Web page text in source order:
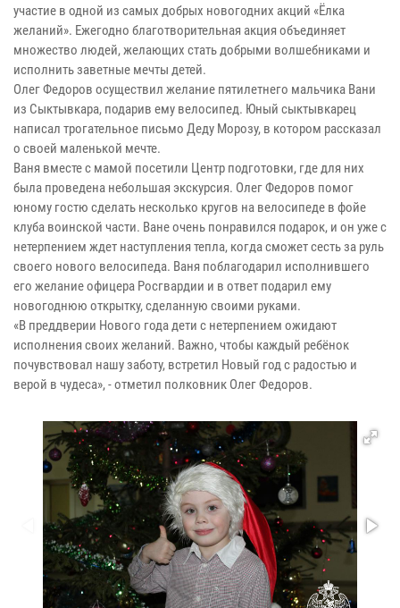
участие в одной из самых добрых новогодних акций «Ёлка
желаний». Ежегодно благотворительная акция объединяет
множество людей, желающих стать добрыми волшебниками и
исполнить заветные мечты детей.
Олег Федоров осуществил желание пятилетнего мальчика Вани
из Сыктывкара, подарив ему велосипед. Юный сыктывкарец
написал трогательное письмо Деду Морозу, в котором рассказал
о своей маленькой мечте.
Ваня вместе с мамой посетили Центр подготовки, где для них
была проведена небольшая экскурсия. Олег Федоров помог
юному гостю сделать несколько кругов на велосипеде в фойе
клуба воинской части. Ване очень понравился подарок, и он уже с
нетерпением ждет наступления тепла, когда сможет сесть за руль
своего нового велосипеда. Ваня поблагодарил исполнившего
его желание офицера Росгвардии и в ответ подарил ему
новогоднюю открытку, сделанную своими руками.
«В преддверии Нового года дети с нетерпением ожидают
исполнения своих желаний. Важно, чтобы каждый ребёнок
почувствовал нашу заботу, встретил Новый год с радостью и
верой в чудеса», - отметил полковник Олег Федоров.